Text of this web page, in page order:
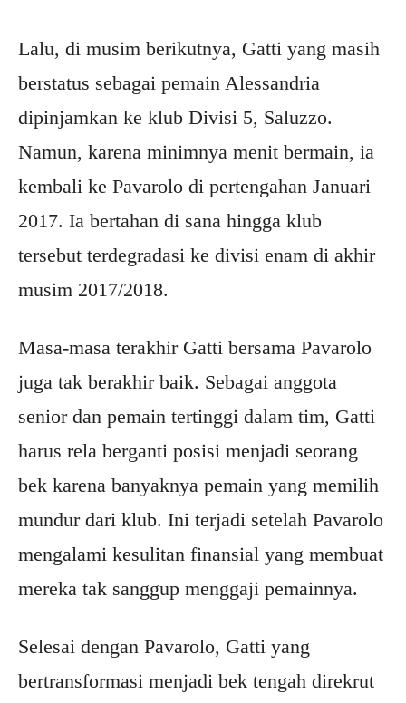
Lalu, di musim berikutnya, Gatti yang masih
berstatus sebagai pemain Alessandria
dipinjamkan ke klub Divisi 5, Saluzzo.
Namun, karena minimnya menit bermain, ia
kembali ke Pavarolo di pertengahan Januari
2017. Ia bertahan di sana hingga klub
tersebut terdegradasi ke divisi enam di akhir
musim 2017/2018.
Masa-masa terakhir Gatti bersama Pavarolo
juga tak berakhir baik. Sebagai anggota
senior dan pemain tertinggi dalam tim, Gatti
harus rela berganti posisi menjadi seorang
bek karena banyaknya pemain yang memilih
mundur dari klub. Ini terjadi setelah Pavarolo
mengalami kesulitan finansial yang membuat
mereka tak sanggup menggaji pemainnya.
Selesai dengan Pavarolo, Gatti yang
bertransformasi menjadi bek tengah direkrut